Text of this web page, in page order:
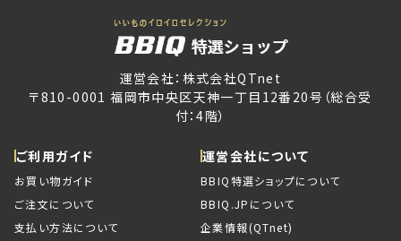
運営会社：株式会社QTnet
〒810-0001 福岡市中央区天神一丁目12番20号（総合受
付：4階）
ご利用ガイド
お買い物ガイド
ご注文について
支払い方法について
運営会社について
BBIQ特選ショップについて
BBIQ.JPについて
企業情報(QTnet)